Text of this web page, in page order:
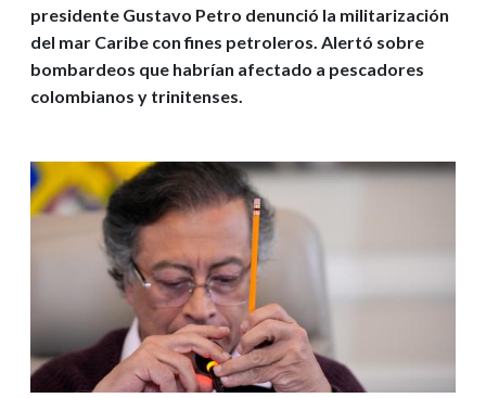
presidente Gustavo Petro denunció la militarización
del mar Caribe con fines petroleros. Alertó sobre
bombardeos que habrían afectado a pescadores
colombianos y trinitenses.